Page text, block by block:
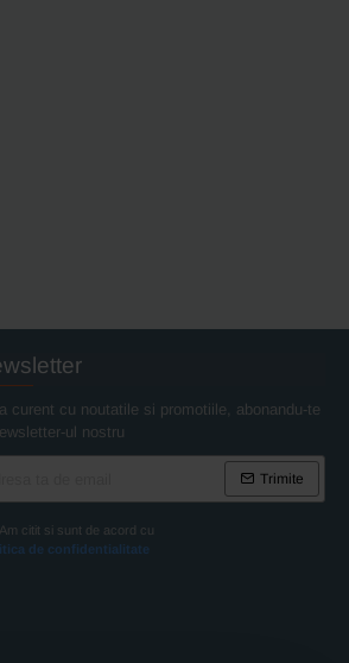
curent cu noutatile si promotiile, abonandu-te
ul nostru
Trimite
Am citit si sunt de acord cu
de confidentialitate